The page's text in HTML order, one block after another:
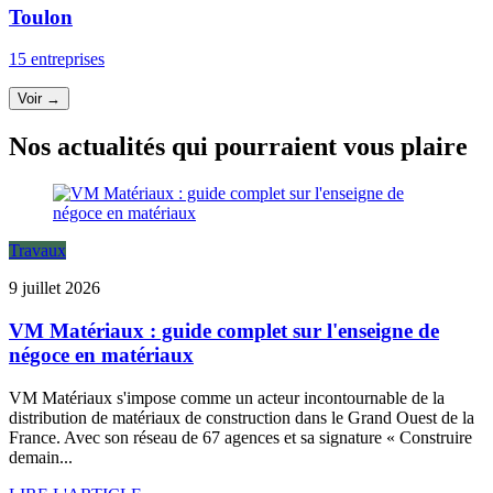
Toulon
15 entreprises
Voir →
Nos actualités qui pourraient vous plaire
Travaux
9 juillet 2026
VM Matériaux : guide complet sur l'enseigne de
négoce en matériaux
VM Matériaux s'impose comme un acteur incontournable de la
distribution de matériaux de construction dans le Grand Ouest de la
France. Avec son réseau de 67 agences et sa signature « Construire
demain...